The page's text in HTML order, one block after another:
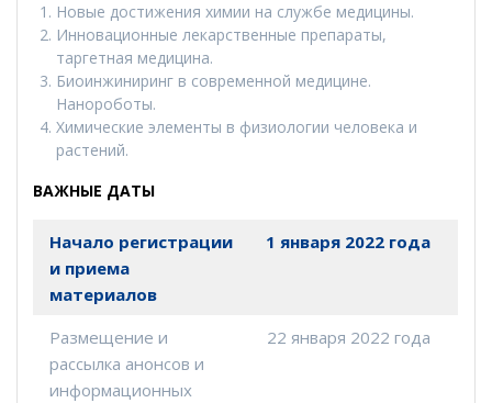
Новые достижения химии на службе медицины.
Инновационные лекарственные препараты,
таргетная медицина.
Биоинжиниринг в современной медицине.
Нанороботы.
Химические элементы в физиологии человека и
растений.
ВАЖНЫЕ ДАТЫ
Начало регистрации
и приема
материалов
1 января 2022 года
Размещение и
рассылка анонсов и
информационных
22 января 2022 года